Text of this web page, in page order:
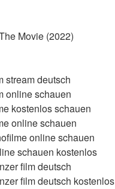
Movie (2022)
stream deutsch
online schauen
kostenlos schauen
online schauen
online schauen
schauen kostenlos
film deutsch
film deutsch kostenlos